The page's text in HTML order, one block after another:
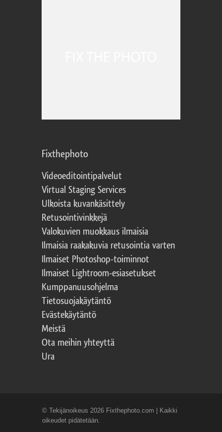
Fixthephoto
Videoeditointipalvelut
Virtual Staging Services
Ulkoista kuvankäsittely
Retusointivinkkejä
Valokuvien muokkaus ilmaisia
Ilmaisia raakakuvia retusointia varten
Ilmaiset Photoshop-toiminnot
Ilmaiset Lightroom-esiasetukset
Kumppanuusohjelma
Tietosuojakäytäntö
Evästekäytäntö
Meistä
Ota meihin yhteyttä
Ura
© Tekijänoikeus 2026 Fixthephoto.com | Kaikki
oikeudet pidätetään.